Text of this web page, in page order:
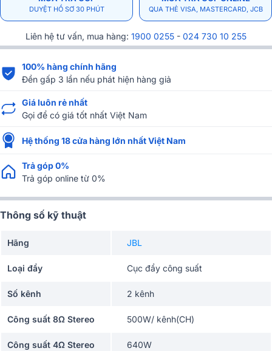
DUYỆT HỒ SƠ 30 PHÚT QUA THẺ VISA, MASTERCARD, JCB
Liên hệ tư vấn, mua hàng: 1900 0255 - 024 730 10 255
100% hàng chính hãng
Đền gấp 3 lần nếu phát hiện hàng giả
Giá luôn rẻ nhất
Gọi để có giá tốt nhất Việt Nam
Hệ thống 18 cửa hàng lớn nhất Việt Nam
Trả góp 0%
Trả góp online từ 0%
Thông số kỹ thuật
Hãng JBL
Loại đẩy Cục đẩy công suất
Số kênh 2 kênh
Công suất 8Ω Stereo 500W/ kênh(CH)
Công suất 4Ω Stereo 640W